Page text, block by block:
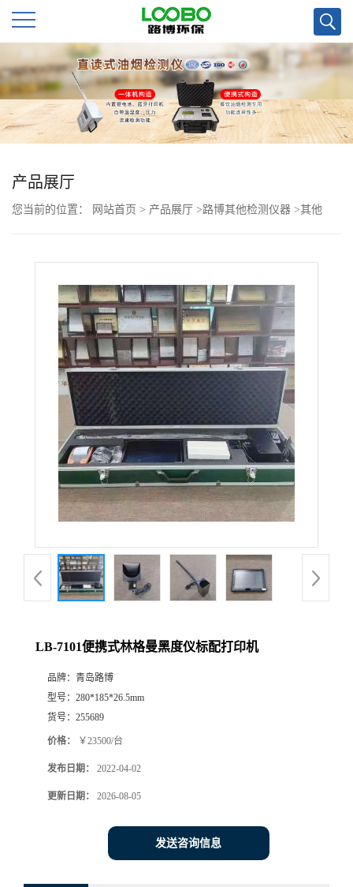
公
司
首
页
公
品
厅
产品展厅
您当前的位置： 网站首页 > 产品展厅 >路博其他检测仪器 >其他
LB-7101便携式林格曼黑度仪标配打印机
品牌： 青岛路博
型号： 280*185*26.5mm
货号： 255689
价格： ￥23500/台
发布日期： 2022-04-02
更新日期： 2026-08-05
发送咨询信息